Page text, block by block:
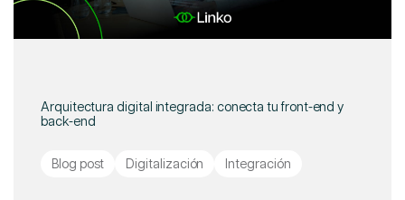
Arquitectura digital integrada: conecta tu front-end y
back-end
Blog post Digitalización Integración